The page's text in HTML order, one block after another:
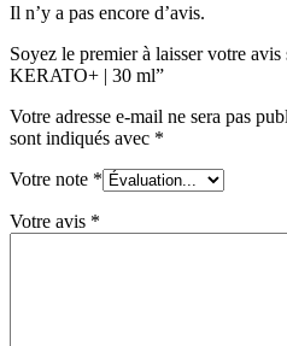
Il n’y a pas encore d’avis.
Soyez le premier à laisser votre
KERATO+ | 30 ml”
Votre adresse e-mail ne sera pas
sont indiqués avec *
Votre note *
Votre avis *